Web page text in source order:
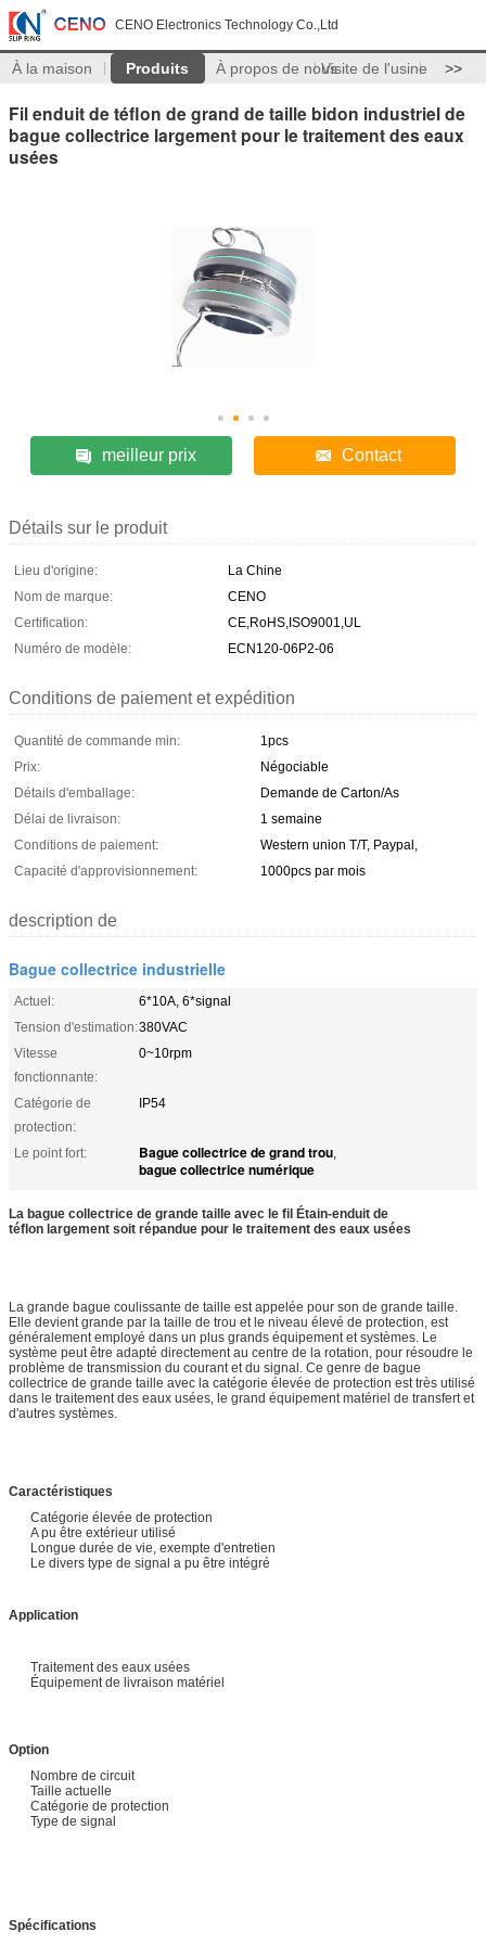
CENO Electronics Technology Co.,Ltd
À la maison Produits À propos de nousVisite de l'usine >>
Fil enduit de téflon de grand de taille bidon industriel de
bague collectrice largement pour le traitement des eaux
usées
meilleur prix Contact
Détails sur le produit
Lieu d'origine:
La Chine
Nom de marque:
CENO
Certification:
CE,RoHS,ISO9001,UL
Numéro de modèle:
ECN120-06P2-06
Conditions de paiement et expédition
Quantité de commande min:
1pcs
Prix:
Négociable
Détails d'emballage:
Demande de Carton/As
Délai de livraison:
1 semaine
Conditions de paiement:
Western union T/T, Paypal,
Capacité d'approvisionnement:
1000pcs par mois
description de
Bague collectrice industrielle
Actuel:
6*10A, 6*signal
Tension d'estimation:380VAC
Vitesse
fonctionnante:
0~10rpm
Catégorie de
protection:
IP54
Le point fort: Bague collectrice de grand trou,
bague collectrice numérique
La bague collectrice de grande taille avec le fil Étain-enduit de
téflon largement soit répandue pour le traitement des eaux usées
La grande bague coulissante de taille est appelée pour son de grande taille.
Elle devient grande par la taille de trou et le niveau élevé de protection, est
généralement employé dans un plus grands équipement et systèmes. Le
système peut être adapté directement au centre de la rotation, pour résoudre le
problème de transmission du courant et du signal. Ce genre de bague
collectrice de grande taille avec la catégorie élevée de protection est très utilisé
dans le traitement des eaux usées, le grand équipement matériel de transfert et
d'autres systèmes.
Caractéristiques
Catégorie élevée de protection
A pu être extérieur utilisé
Longue durée de vie, exempte d'entretien
Le divers type de signal a pu être intégré
Application
Traitement des eaux usées
Équipement de livraison matériel
Option
Nombre de circuit
Taille actuelle
Catégorie de protection
Type de signal
Spécifications